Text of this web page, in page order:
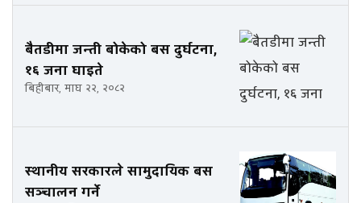
बैतडीमा जन्ती बोकेको बस दुर्घटना,
१६ जना घाइते
बिहीबार, माघ २२, २०८२
स्थानीय सरकारले सामुदायिक बस
सञ्चालन गर्ने